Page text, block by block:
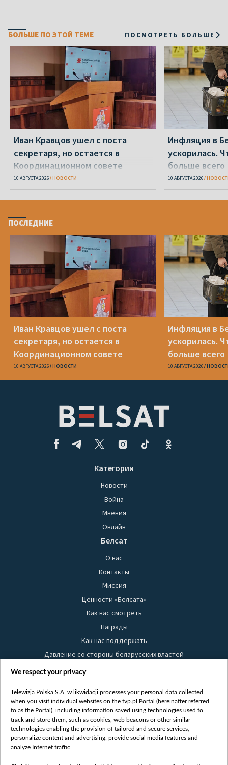
БОЛЬШЕ ПО ЭТОЙ ТЕМЕ ПОСМОТРЕТЬ БОЛЬШЕ
Иван Кравцов ушел с поста
секретаря, но остается в
Координационном совете
10 АВГУСТА 2026 НОВОСТИ
Инфляция в
ускорилась.
больше всего
10 АВГУСТА 2026
ПОСЛЕДНИЕ
Иван Кравцов ушел с поста
секретаря, но остается в
Координационном совете
10 АВГУСТА 2026 НОВОСТИ
Инфляция в
ускорилась.
больше всего
10 АВГУСТА 2026
Категории
Новости
Война
Мнения
Онлайн
Белсат
О нас
Контакты
Миссия
Ценности «Белсата»
Как нас смотреть
Награды
Как нас поддержать
Давление со стороны беларусских властей
Правила использования материалов
Безопасность
Youtube
Белсат news
Белсат Life
We respect your privacy
Telewizja Polska S.A. w likwidacji processes your personal data collected
when you visit individual websites on the tvp.pl Portal (hereinafter referred
to as the Portal), including information saved using technologies used to
track and store them, such as cookies, web beacons or other similar
technologies enabling the provision of tailored and secure services,
personalize content and advertising, provide social media features and
analyze Internet traffic.